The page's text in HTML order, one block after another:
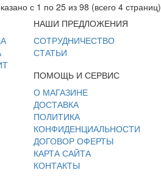
с 1 по 25 из 98 (всего 4 страниц)
НАШИ ПРЕДЛОЖЕНИЯ
СОТРУДНИЧЕСТВО
СТАТЬИ
ПОМОЩЬ И СЕРВИС
О МАГАЗИНЕ
ДОСТАВКА
ПОЛИТИКА
КОНФИДЕНЦИАЛЬНОСТИ
ДОГОВОР ОФЕРТЫ
КАРТА САЙТА
КОНТАКТЫ